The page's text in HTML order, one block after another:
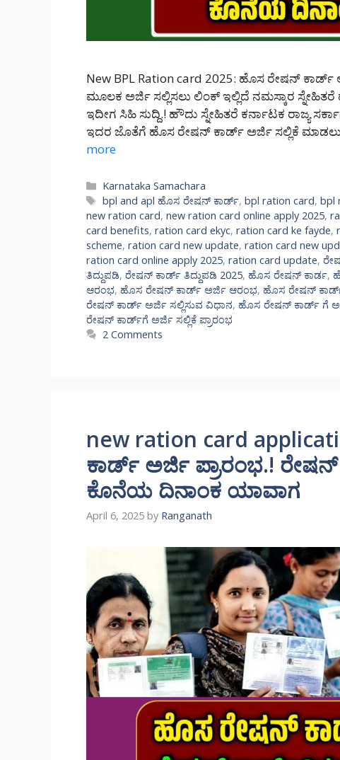
New BPL Ration card 2025: ಹೊಸ ರೇಷನ್
ಮೂಲಕ ಅರ್ಜಿ ಸಲ್ಲಿಸಲು ಲಿಂಕ್ ಇಲ್ಲಿದೆ ನಮಸ್ಕಾರ
ಇದೀಗ ಸಿಹಿ ಸುದ್ದಿ.! ಹೌದು ಸ್ನೇಹಿತರೆ ಕರ್ನಾಟಕ ರಾಜ್ಯ
ಇದರ ಜೊತೆಗೆ ಹೊಸ ರೇಷನ್ ಕಾರ್ಡ್ ಅರ್ಜಿ ಸಲ್ಲಿಕೆ
more
Categories
Karnataka Samachara
Tags
bpl and apl ಹೊಸ ರೇಷನ್ ಕಾರ್ಡ್,bpl ration card,bpl
new ration card, new ration card online apply 2025,
card benefits, ration card ekyc, ration card ke fayde,
scheme, ration card new update, ration card new
ration card online apply 2025, ration card update,
ತಿದ್ದುಪಡಿ, ರೇಷನ್ ಕಾರ್ಡ್ ತಿದ್ದುಪಡಿ 2025, ಹೊಸ ರೇಷನ್ ಕಾರ್ಡ,
ಆರಂಭ, ಹೊಸ ರೇಷನ್ ಕಾರ್ಡ್ ಅರ್ಜಿ ಆರಂಭ, ಹೊಸ ರೇಷನ್
ರೇಷನ್ ಕಾರ್ಡ್ ಅರ್ಜಿ ಸಲ್ಲಿಸುವ ವಿಧಾನ, ಹೊಸ ರೇಷನ್ ಕಾರ್ಡ್ ಗೆ
ರೇಷನ್ ಕಾರ್ಡ್‌ಗೆ ಅರ್ಜಿ ಸಲ್ಲಿಕೆ ಪ್ರಾರಂಭ
2 Comments
new ration card
ಕಾರ್ಡ್ ಅರ್ಜಿ ಪ್ರಾರಂಭ.! ರೇಷನ್
ಕೊನೆಯ ದಿನಾಂಕ ಯಾವಾಗ
April 6, 2025 by Ranganath